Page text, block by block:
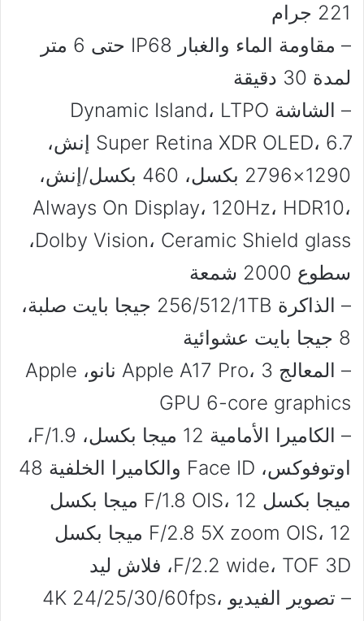
221 جرام
– مقاومة الماء والغبار IP68 حتى 6 متر
لمدة 30 دقيقة
– الشاشة Dynamic Island، LTPO
Super Retina XDR OLED، 6.7 إنش،
1290×2796 بكسل، 460 بكسل/إنش،
Always On Display، 120Hz، HDR10،
Dolby Vision، Ceramic Shield glass،
سطوع 2000 شمعة
– الذاكرة 256/512/1TB جيجا بايت صلبة،
8 جيجا بايت عشوائية
– المعالج Apple A17 Pro، 3 نانو، Apple
GPU 6-core graphics
– الكاميرا الأمامية 12 ميجا بكسل، F/1.9،
اوتوفوكس، Face ID والكاميرا الخلفية 48
ميجا بكسل F/1.8 OIS، 12 ميجا بكسل
F/2.8 5X zoom OIS، 12 ميجا بكسل
F/2.2 wide، TOF 3D، فلاش ليد
– تصوير الفيديو 4K 24/25/30/60fps،